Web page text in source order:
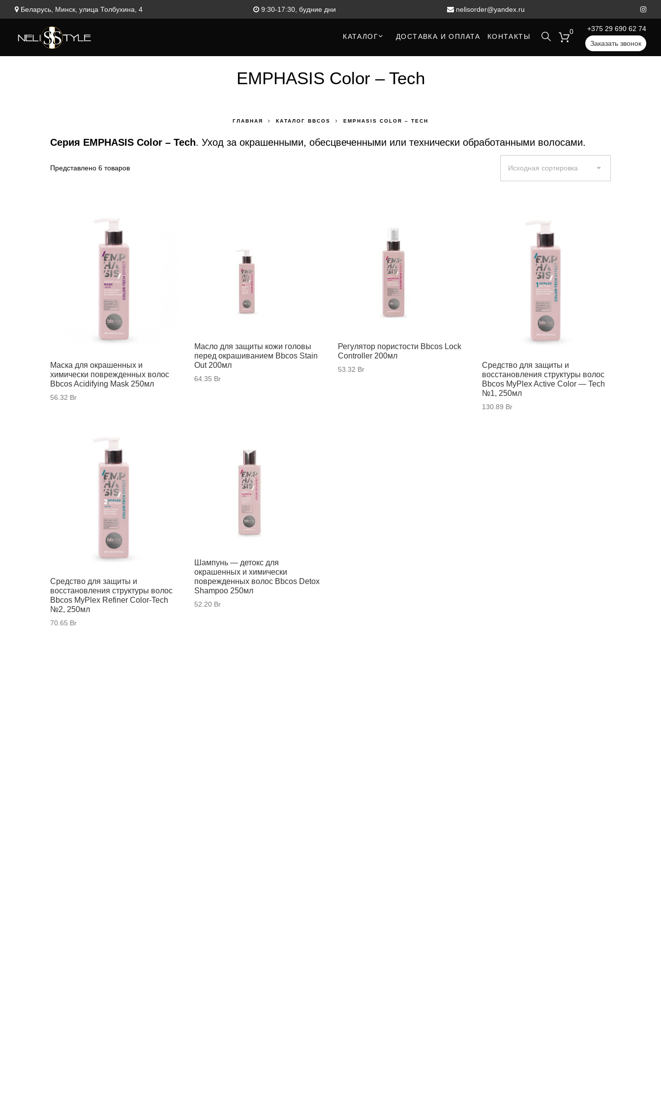
Беларусь, Минск, улица Толбухина, 4 9:30-17:30, будние дни nelisorder@yandex.ru
КАТАЛОГ ДОСТАВКА И ОПЛАТА КОНТАКТЫ
0
+375 29 690 62 74
Заказать звонок
EMPHASIS Color – Tech
ГЛАВНАЯ КАТАЛОГ BBCOS EMPHASIS COLOR – TECH
Серия EMPHASIS Color – Tech. Уход за окрашенными, обесцвеченными или технически обработанными волосами.
Представлено 6 товаров
Маска для окрашенных и
химически поврежденных волос
Bbcos Acidifying Mask 250мл
56.32 Br
Масло для защиты кожи головы
перед окрашиванием Bbcos Stain
Out 200мл
64.35 Br
Регулятор пористости Bbcos Lock
Controller 200мл
53.32 Br
Средство для защиты и
восстановления структуры волос
Bbcos MyPlex Active Color — Tech
№1, 250мл
130.89 Br
Средство для защиты и
восстановления структуры волос
Bbcos MyPlex Refiner Color-Tech
№2, 250мл
70.65 Br
Шампунь — детокс для
окрашенных и химически
поврежденных волос Bbcos Detox
Shampoo 250мл
52.20 Br